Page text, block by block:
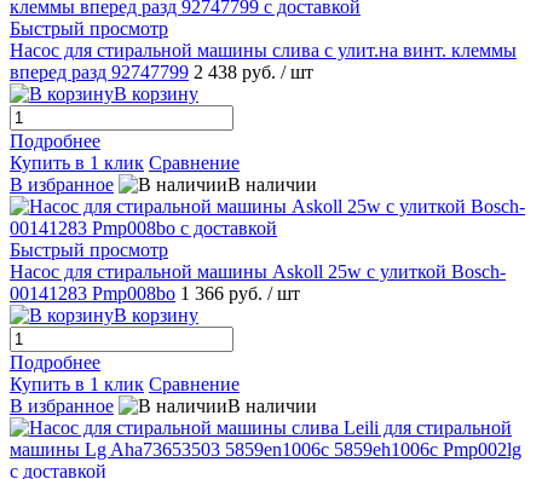
Быстрый просмотр
Насос для стиральной машины слива с улит.на винт. клеммы
вперед разд 92747799 2 438 руб. / шт
В корзину
Подробнее
Купить в 1 клик Сравнение
В избранное
В наличии
Быстрый просмотр
Насос для стиральной машины Askoll 25w с улиткой Bosch-
00141283 Pmp008bo 1 366 руб. / шт
В корзину
Подробнее
Купить в 1 клик Сравнение
В избранное
В наличии